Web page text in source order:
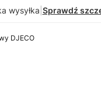
wysyłka Sprawdź
DJECO